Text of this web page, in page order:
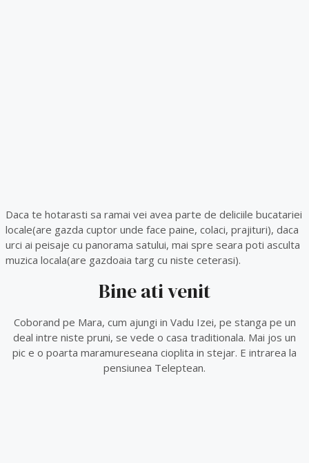
Daca te hotarasti sa ramai vei avea parte de deliciile bucatariei
locale(are gazda cuptor unde face paine, colaci, prajituri), daca
urci ai peisaje cu panorama satului, mai spre seara poti asculta
muzica locala(are gazdoaia targ cu niste ceterasi).
Bine ati venit
Coborand pe Mara, cum ajungi in Vadu Izei, pe stanga pe un
deal intre niste pruni, se vede o casa traditionala. Mai jos un
pic e o poarta maramureseana cioplita in stejar. E intrarea la
pensiunea Teleptean.